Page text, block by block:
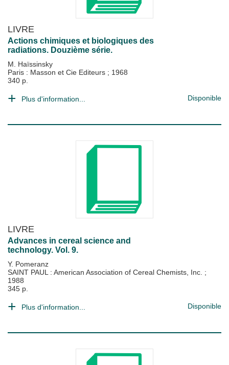
LIVRE
Actions chimiques et biologiques des
radiations. Douzième série.
M. Haïssinsky
Paris : Masson et Cie Editeurs ; 1968
340 p.
Plus d'information... Disponible
LIVRE
Advances in cereal science and
technology. Vol. 9.
Y. Pomeranz
SAINT PAUL : American Association of Cereal Chemists, Inc. ;
1988
345 p.
Plus d'information... Disponible